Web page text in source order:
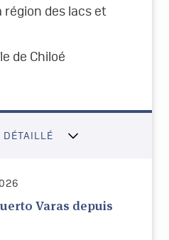
région des lacs et
de Chiloé
DÉTAILLÉ
Varas depuis